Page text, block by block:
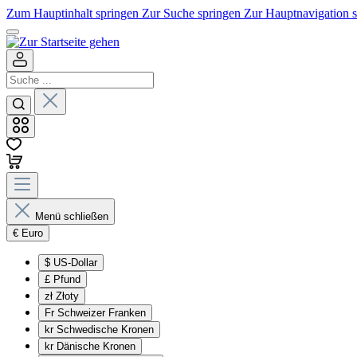
Zum Hauptinhalt springen Zur Suche springen Zur Hauptnavigation
Menü schließen
€ Euro
$ US-Dollar
£ Pfund
zł Złoty
Fr Schweizer Franken
kr Schwedische Kronen
kr Dänische Kronen